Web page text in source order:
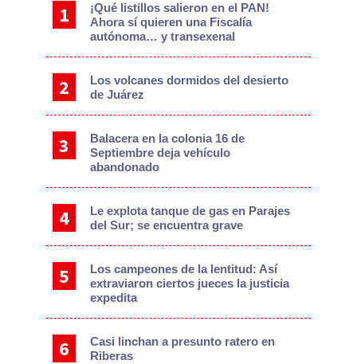
¡Qué listillos salieron en el PAN!
Ahora sí quieren una Fiscalía
autónoma… y transexenal
Los volcanes dormidos del desierto
de Juárez
Balacera en la colonia 16 de
Septiembre deja vehículo
abandonado
Le explota tanque de gas en Parajes
del Sur; se encuentra grave
Los campeones de la lentitud: Así
extraviaron ciertos jueces la justicia
expedita
Casi linchan a presunto ratero en
Riberas